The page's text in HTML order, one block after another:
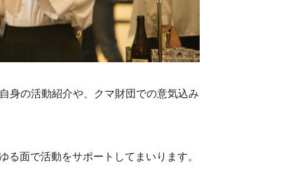
身の活動紹介や、クマ財団での意気込み
る面で活動をサポートしてまいります。